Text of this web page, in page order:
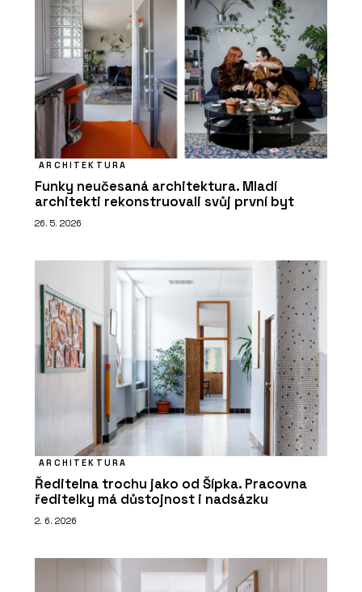
ARCHITEKTURA
Funky neučesaná architektura. Mladí
architekti rekonstruovali svůj první byt
26. 5. 2026
ARCHITEKTURA
Ředitelna trochu jako od Šípka. Pracovna
ředitelky má důstojnost i nadsázku
2. 6. 2026